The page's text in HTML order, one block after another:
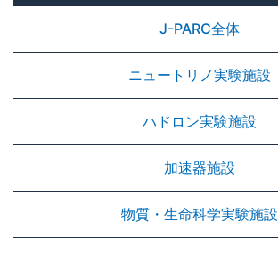
J-PARC全体
ニュートリノ実験施設
ハドロン実験施設
加速器施設
物質・生命科学実験施設